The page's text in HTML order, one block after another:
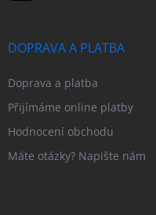
DOPRAVA A PLATBA
Doprava a platba
Přijímáme online platby
Hodnocení obchodu
Máte otázky? Napište nám